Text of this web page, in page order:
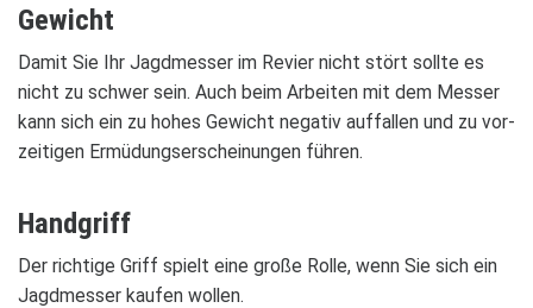
Gewicht
Damit Sie Ihr Jagd­mes­ser im Revier nicht stört sollte es
nicht zu schwer sein. Auch beim Arbei­ten mit dem Mes­ser
kann sich ein zu hohes Gewicht nega­tiv auf­fal­len und zu vor­
zei­ti­gen Ermü­dungs­er­schei­nun­gen füh­ren.
Hand­griff
Der rich­tige Griff spielt eine große Rolle, wenn Sie sich ein
Jagd­mes­ser kau­fen wol­len.